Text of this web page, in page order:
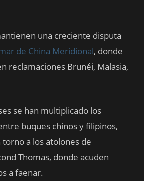
una creciente disputa
de China Meridional, donde
reclamaciones Brunéi, Malasia,
se han multiplicado los
buques chinos y filipinos,
a los atolones de
Thomas, donde acuden
a faenar.